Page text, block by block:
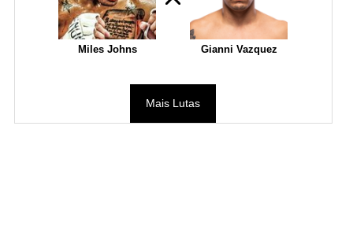
Miles Johns Gianni Vazquez
Mais Lutas